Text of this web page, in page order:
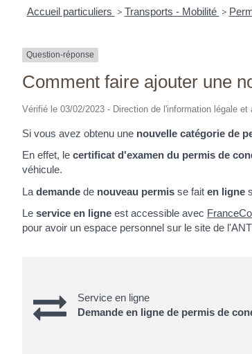
Accueil particuliers > Transports - Mobilité >
Question-réponse
Comment faire ajouter une
Vérifié le 03/02/2023 - Direction de l'information légale
Si vous avez obtenu une nouvelle catégorie de
En effet, le certificat d'examen du permis de
véhicule.
La demande de nouveau permis se fait en ligne
Le service en ligne est accessible avec
pour avoir un espace personnel sur le site de
Service en ligne
Demande en ligne de permis de